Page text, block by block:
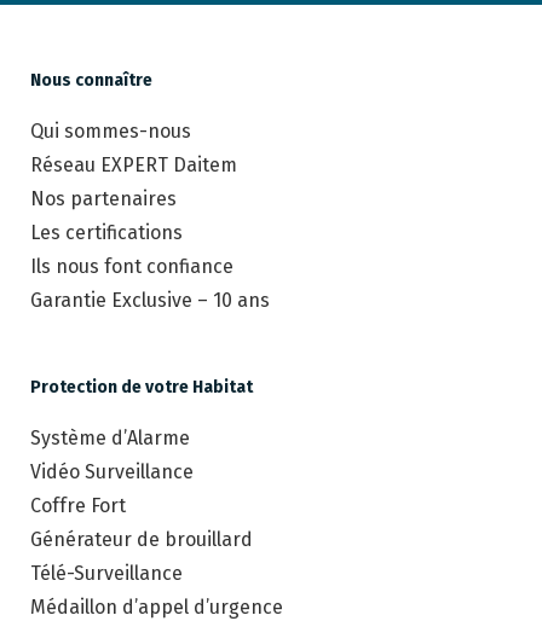
Nous connaître
Qui sommes-nous
Réseau EXPERT Daitem
Nos partenaires
Les certifications
Ils nous font confiance
Garantie Exclusive – 10 ans
Protection de votre Habitat
Système d’Alarme
Vidéo Surveillance
Coffre Fort
Générateur de brouillard
Télé-Surveillance
Médaillon d’appel d’urgence